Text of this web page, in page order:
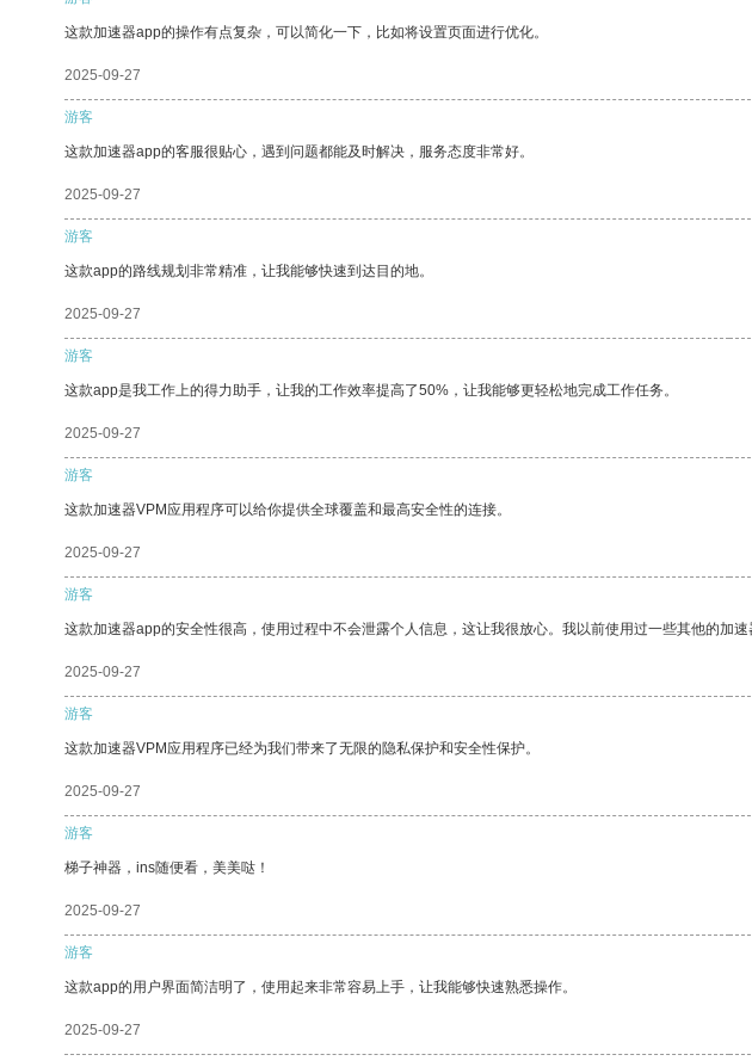
这款加速器app的操作有点复杂，可以简化一下，比如将设置页面进行优化。
2025-09-27
游客
这款加速器app的客服很贴心，遇到问题都能及时解决，服务态度非常好。
2025-09-27
游客
这款app的路线规划非常精准，让我能够快速到达目的地。
2025-09-27
游客
这款app是我工作上的得力助手，让我的工作效率提高了50%，让我能够更轻松地完成工作任务。
2025-09-27
游客
这款加速器VPM应用程序可以给你提供全球覆盖和最高安全性的连接。
2025-09-27
游客
这款加速器app的安全性很高，使用过程中不会泄露个人信息，这让我很放心。我以前使用过一些其他的加
2025-09-27
游客
这款加速器VPM应用程序已经为我们带来了无限的隐私保护和安全性保护。
2025-09-27
游客
梯子神器，ins随便看，美美哒！
2025-09-27
游客
这款app的用户界面简洁明了，使用起来非常容易上手，让我能够快速熟悉操作。
2025-09-27